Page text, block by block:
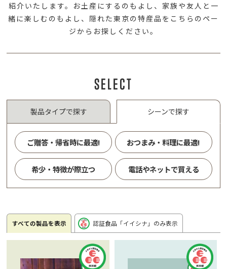
紹介いたします。お土産にするのもよし、家族や友人と一
緒に楽しむのもよし、隠れた東京の特産品をこちらのペー
ジからお探しください。
SELECT
製品タイプで探す シーンで探す
ご贈答・帰省時に最適! おつまみ・料理に最適!
希少・特徴が際立つ 電話やネットで買える
すべての製品を表示 認証食品「イイシナ」のみ表示